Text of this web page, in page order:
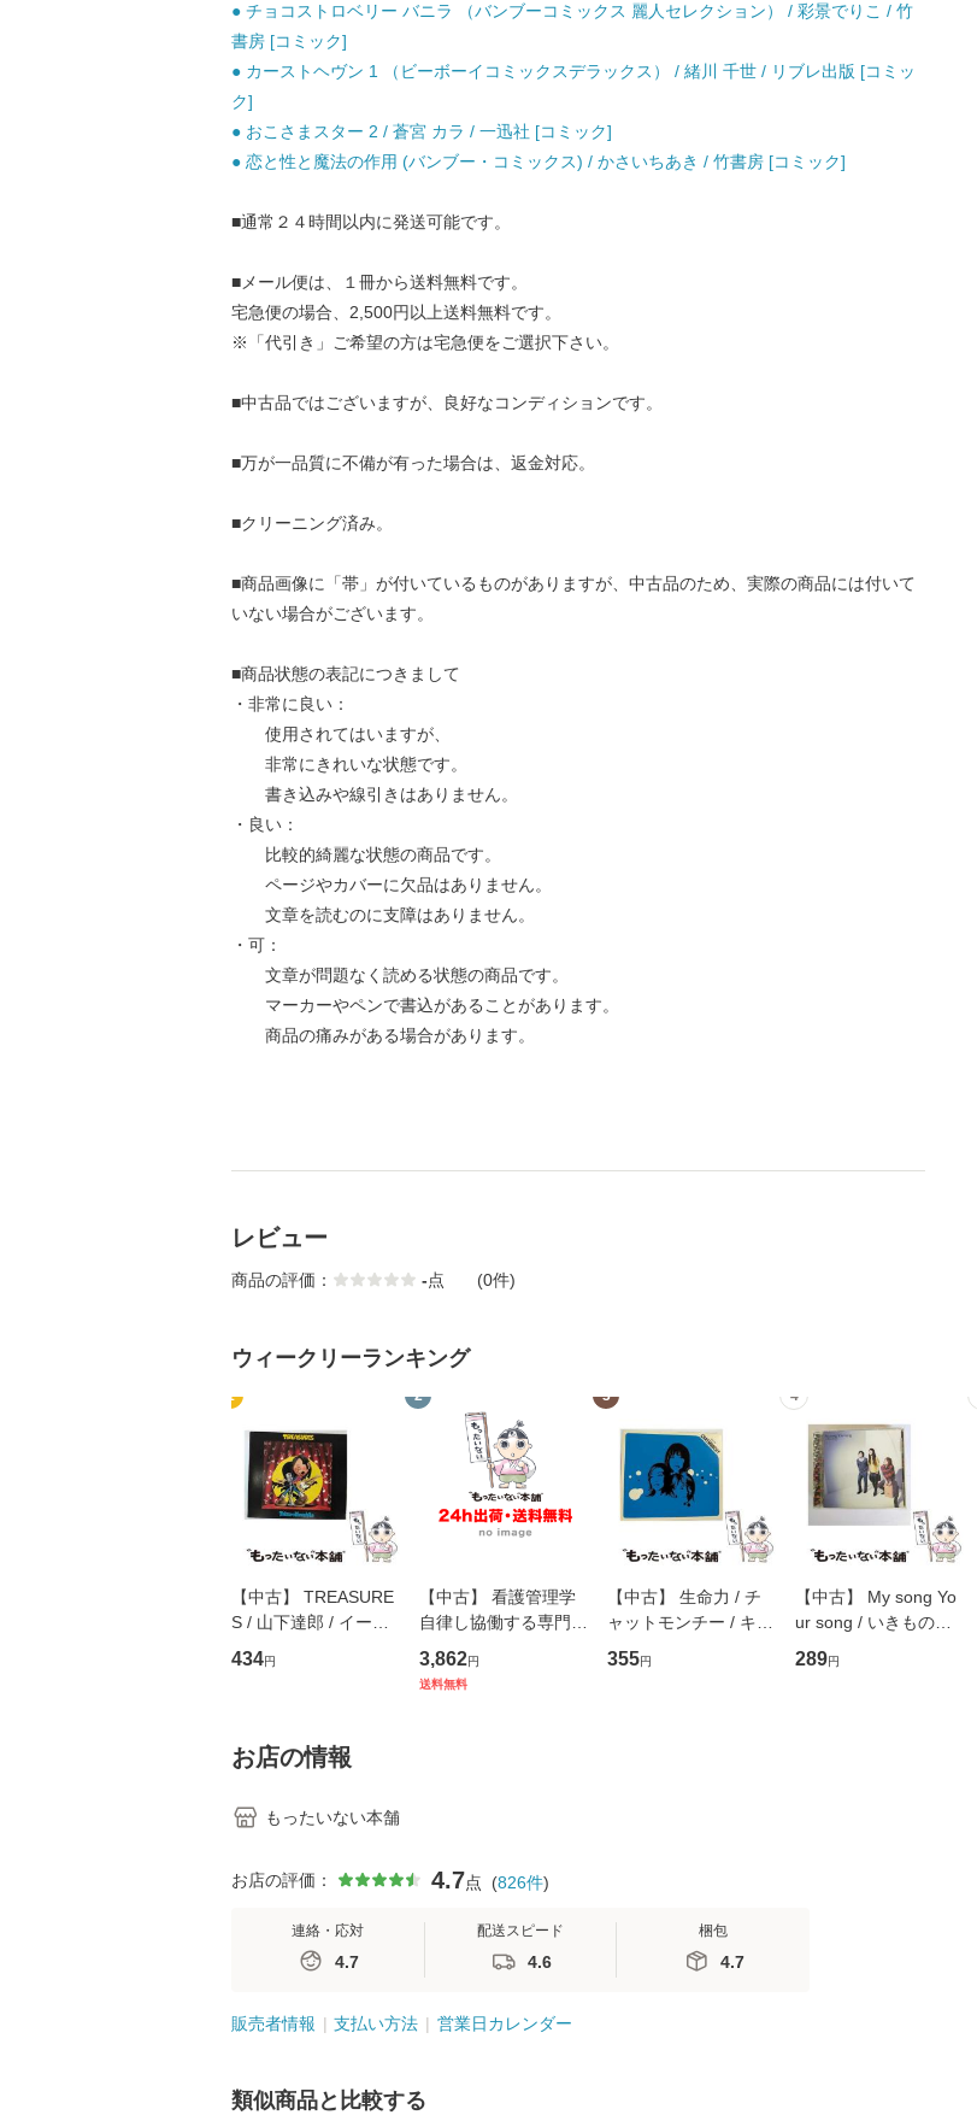
● チョコストロベリー バニラ （バンブーコミックス 麗人セレクション） / 彩景でりこ / 竹
書房 [コミック]
● カーストヘヴン 1 （ビーボーイコミックスデラックス） / 緒川 千世 / リブレ出版 [コミッ
ク]
● おこさまスター 2 / 蒼宮 カラ / 一迅社 [コミック]
● 恋と性と魔法の作用 (バンブー・コミックス) / かさいちあき / 竹書房 [コミック]
■通常２４時間以内に発送可能です。
■メール便は、１冊から送料無料です。
宅急便の場合、2,500円以上送料無料です。
※「代引き」ご希望の方は宅急便をご選択下さい。
■中古品ではございますが、良好なコンディションです。
■万が一品質に不備が有った場合は、返金対応。
■クリーニング済み。
■商品画像に「帯」が付いているものがありますが、中古品のため、実際の商品には付いて
いない場合がございます。
■商品状態の表記につきまして
・非常に良い：
使用されてはいますが、
非常にきれいな状態です。
書き込みや線引きはありません。
・良い：
比較的綺麗な状態の商品です。
ページやカバーに欠品はありません。
文章を読むのに支障はありません。
・可：
文章が問題なく読める状態の商品です。
マーカーやペンで書込があることがあります。
商品の痛みがある場合があります。
レビュー
商品の評価： -点 (0件)
ウィークリーランキング
1
【中古】 TREASURE
S / 山下達郎 / イース
トウエスト・ジャパン
[CD]【メール便送料無
434円
2
【中古】 看護管理学
自律し協働する専門職
の看護マネジメントス
キル 改訂第3版 (看護
3,862円
送料無料
3
【中古】 生命力 / チ
ャットモンチー / キュ
ーンレコード [CD]
【メール便送料無料】
355円
4
【中古】 My song Yo
ur song / いきものが
かり / [CD]【メール便
送料無料】
289円
お店の情報
もったいない本舗
お店の評価： 4.7点 (826件)
連絡・応対
4.7
配送スピード
4.6
梱包
4.7
販売者情報 支払い方法 営業日カレンダー
類似商品と比較する